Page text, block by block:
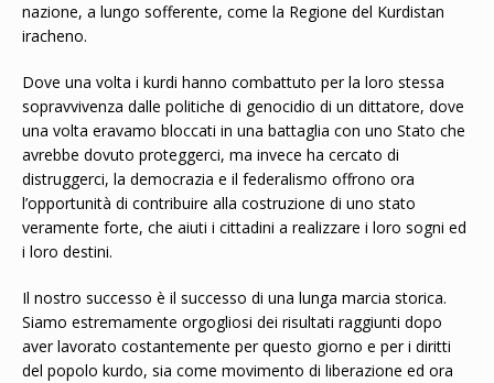
nazione, a lungo sofferente, come la Regione del Kurdistan
iracheno.
Dove una volta i kurdi hanno combattuto per la loro stessa
sopravvivenza dalle politiche di genocidio di un dittatore, dove
una volta eravamo bloccati in una battaglia con uno Stato che
avrebbe dovuto proteggerci, ma invece ha cercato di
distruggerci, la democrazia e il federalismo offrono ora
l’opportunità di contribuire alla costruzione di uno stato
veramente forte, che aiuti i cittadini a realizzare i loro sogni ed
i loro destini.
Il nostro successo è il successo di una lunga marcia storica.
Siamo estremamente orgogliosi dei risultati raggiunti dopo
aver lavorato costantemente per questo giorno e per i diritti
del popolo kurdo, sia come movimento di liberazione ed ora